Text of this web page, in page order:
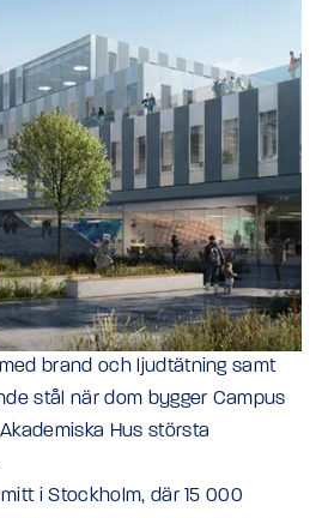
med brand och ljudtätning samt
stål när dom bygger Campus
Hus största
i Stockholm, där 15 000